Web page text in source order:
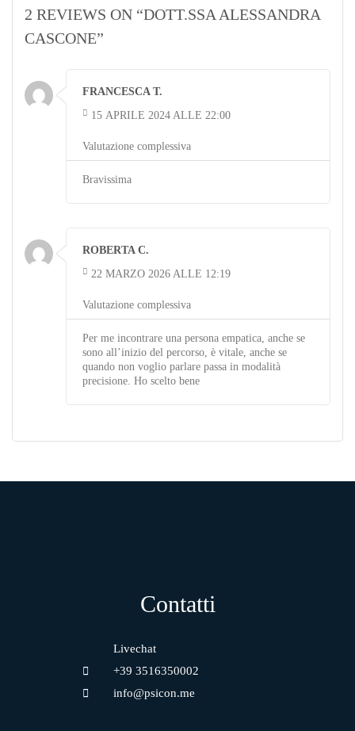
2 REVIEWS ON “DOTT.SSA ALESSANDRA
CASCONE”
FRANCESCA T.
15 APRILE 2024 ALLE 22:00
Valutazione complessiva
Bravissima
ROBERTA C.
22 MARZO 2026 ALLE 12:19
Valutazione complessiva
Per me incontrare una persona empatica, anche se
sono all’inizio del percorso, è vitale, anche se
quando non voglio parlare passa in modalità
precisione. Ho scelto bene
Contatti
Livechat
+39 3516350002
info@psicon.me